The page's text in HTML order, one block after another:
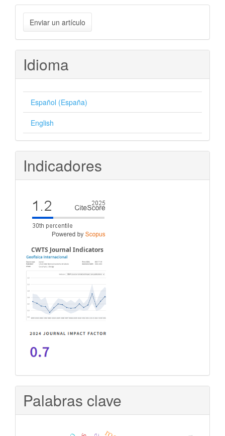
Enviar
un
artículo
Enviar un artículo
Idioma
Español (España)
English
Indicadores
CWTS Journal Indicators
Palabras clave